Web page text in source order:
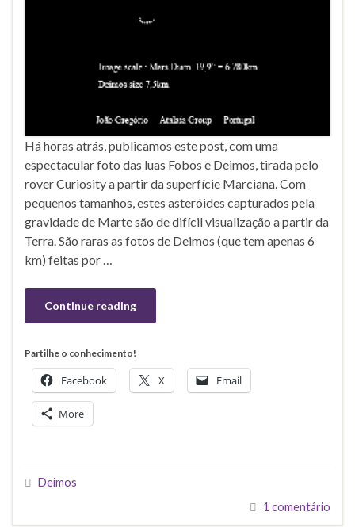
Há horas atrás, publicamos este post, com uma
espectacular foto das luas Fobos e Deimos, tirada pelo
rover Curiosity a partir da superfície Marciana. Com
pequenos tamanhos, estes asteróides capturados pela
gravidade de Marte são de difícil visualização a partir da
Terra. São raras as fotos de Deimos (que tem apenas 6
km) feitas por …
Continue reading
Partilhe o conhecimento!
Facebook X Email
More
Deimos
1 comentário